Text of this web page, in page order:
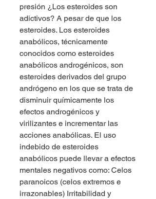
presión ¿Los esteroides son
adictivos? A pesar de que los
esteroides. Los esteroides
anabólicos, técnicamente
conocidos como esteroides
anabólicos androgénicos, son
esteroides derivados del grupo
andrógeno en los que se trata de
disminuir químicamente los
efectos androgénicos y
virilizantes e incrementar las
acciones anabólicas. El uso
indebido de esteroides
anabólicos puede llevar a efectos
mentales negativos como: Celos
paranoicos (celos extremos e
irrazonables) Irritabilidad y